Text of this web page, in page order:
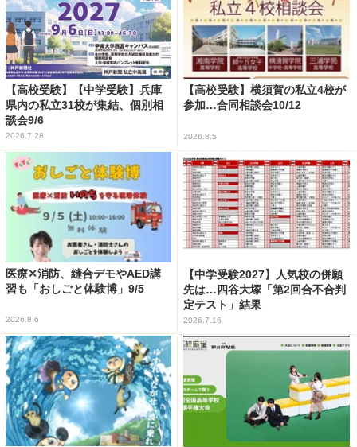
【高校受験】【中学受験】兵庫
県内の私立31校が集結、個別相
談会9/6
2026.7.28
【高校受験】横須賀の私立4校が
参加…合同相談会10/12
2026.8.5
医療✕消防、縫合デモやAED講
習も「おしごと体験博」9/5
2026.8.6
【中学受験2027】人気校の併願
先は…四谷大塚「第2回合不合判
定テスト」結果
2026.7.16